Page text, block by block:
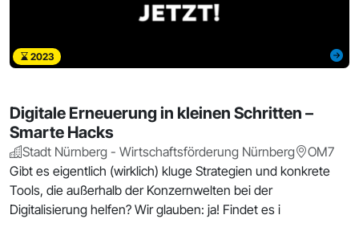
2023
Digitale Erneuerung in kleinen Schritten –
Smarte Hacks
Stadt Nürnberg - Wirtschaftsförderung Nürnberg
OM7
Gibt es eigentlich (wirklich) kluge Strategien und konkrete
Tools, die außerhalb der Konzernwelten bei der
Digitalisierung helfen? Wir glauben: ja! Findet es i